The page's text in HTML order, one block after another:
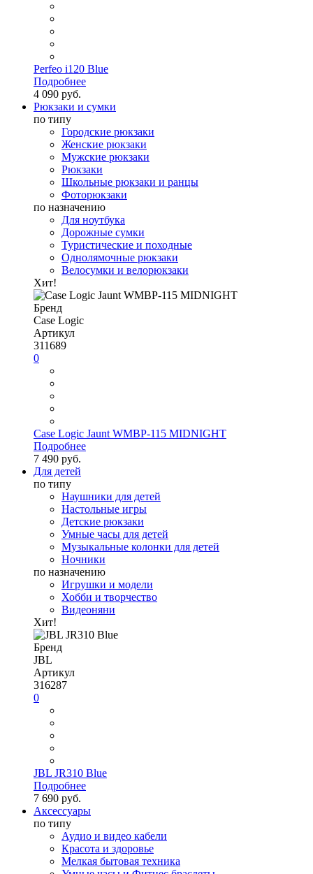
Perfeo i120 Blue
Подробнее
4 090 руб.
Рюкзаки и сумки
по типу
Городские рюкзаки
Женские рюкзаки
Мужские рюкзаки
Рюкзаки
Школьные рюкзаки и ранцы
Фоторюкзаки
по назначению
Для ноутбука
Дорожные сумки
Туристические и походные
Однолямочные рюкзаки
Велосумки и велорюкзаки
Хит!
Бренд
Case Logic
Артикул
311689
0
Case Logic Jaunt WMBP-115 MIDNIGHT
Подробнее
7 490 руб.
Для детей
по типу
Наушники для детей
Настольные игры
Детские рюкзаки
Умные часы для детей
Музыкальные колонки для детей
Ночники
по назначению
Игрушки и модели
Хобби и творчество
Видеоняни
Хит!
Бренд
JBL
Артикул
316287
0
JBL JR310 Blue
Подробнее
7 690 руб.
Аксессуары
по типу
Аудио и видео кабели
Красота и здоровье
Мелкая бытовая техника